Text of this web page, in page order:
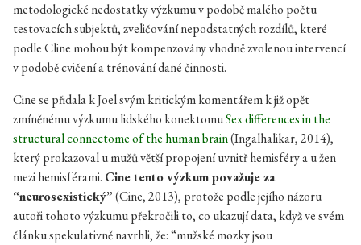
metodologické nedostatky výzkumu v podobě malého počtu
testovacích subjektů, zveličování nepodstatných rozdílů, které
podle Cline mohou být kompenzovány vhodně zvolenou intervencí
v podobě cvičení a trénování dané činnosti.
Cine se přidala k Joel svým kritickým komentářem k již opět
zmíněnému výzkumu lidského konektomuSex differences in the
structural connectome of the human brain(Ingalhalikar, 2014),
který prokazoval u mužů větší propojení uvnitř hemisféry a u žen
mezi hemisférami. Cine tento výzkum považuje za
“neurosexistický”(Cine, 2013), protože podle jejího názoru
autoři tohoto výzkumu překročili to, co ukazují data, když ve svém
článku spekulativně navrhli, že: “mužské mozky jsou